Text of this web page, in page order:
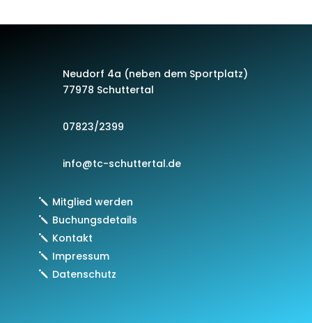
Neudorf 4a (neben dem Sportplatz)
77978 Schuttertal
07823/2399
info@tc-schuttertal.de
Mitglied werden
Buchungsdetails
Kontakt
Impressum
Datenschutz